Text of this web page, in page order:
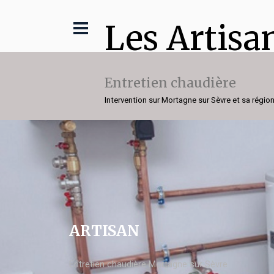
Les
Entretien chaudière
Intervention sur Mortagne sur Sèvre et sa région
ARTISAN
Entretien chaudière Mortagne sur Sèvre